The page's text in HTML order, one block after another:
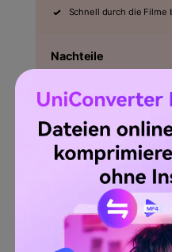
Schnell durch die Filme
Nachteile
Nicht frei verwendbar.
MX Player